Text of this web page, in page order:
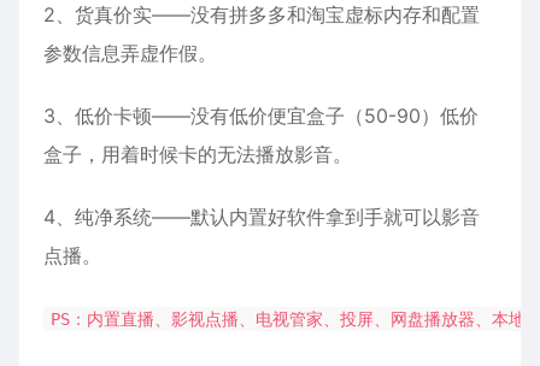
2、货真价实——没有拼多多和淘宝虚标内存和配置
参数信息弄虚作假。
3、低价卡顿——没有低价便宜盒子（50-90）低价
盒子，用着时候卡的无法播放影音。
4、纯净系统——默认内置好软件拿到手就可以影音
点播。
PS：内置直播、影视点播、电视管家、投屏、网盘播放器、本地